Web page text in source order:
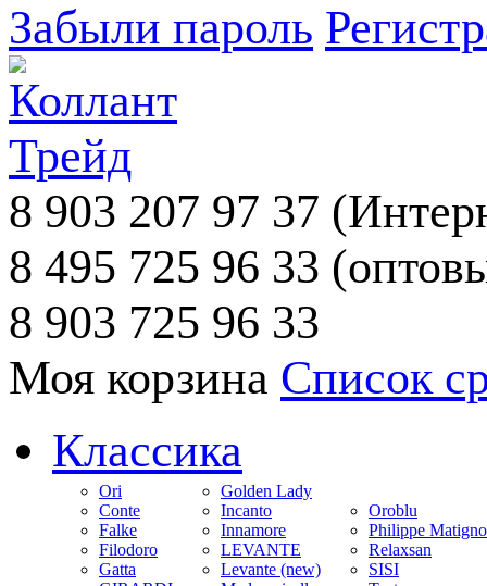
Забыли пароль
8 903 207 97 37
8 495 725 96 33
8 903 725 96 33
Моя корзина Список
Классика
Ori
Conte
Falke
Filodoro
Gatta
Golden Lady
Incanto
Innamore
LEVANTE
Levante (new)
Oroblu
Philippe
Relaxsan
SISI